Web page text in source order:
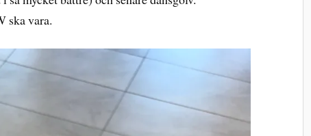
ska vara.